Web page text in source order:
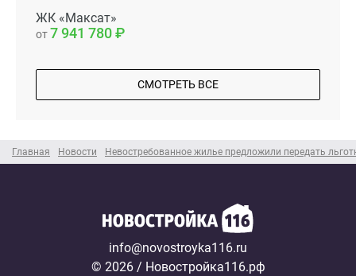
Главная Новости Невостребованное жилье предложили передать
ЖК «Максат»
от7 941 780
СМОТРЕТЬ ВСЕ
info@novostroyka116.ru
© 2026 / Новостройка116.рф